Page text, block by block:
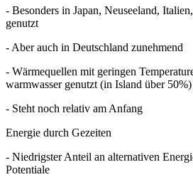
- Besonders in Japan, Neuseeland,
genutzt
- Aber auch in Deutschland zunehmend
- Wärmequellen mit geringen
warmwasser genutzt (in Island über 50%)
- Steht noch relativ am Anfang
Energie durch Gezeiten
- Niedrigster Anteil an alternativen
Potentiale